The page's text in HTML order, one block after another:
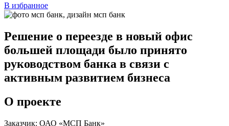
В избранное
Решение о переезде в новый офис
большей площади было принято
руководством банка в связи с
активным развитием бизнеса
О проекте
Заказчик: ОАО «МСП Банк»